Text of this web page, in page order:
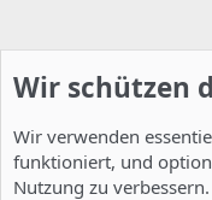
Wir schützen
Wir verwenden
funktioniert, und
Nutzung zu verbessern.